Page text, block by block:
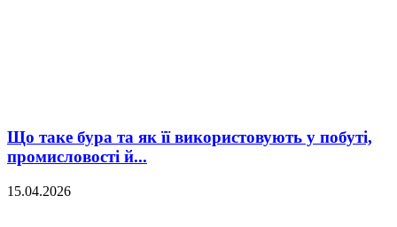
Що таке бура та як її використовують у побуті,
промисловості й...
15.04.2026